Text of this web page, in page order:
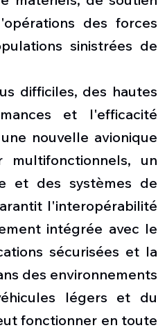
des forces
sinistrées de
difficiles, des hautes
et l'efficacité
nouvelle avionique
un
et des systèmes de
l'interopérabilité
intégrée avec le
sécurisées et la
des environnements
légers et du
fonctionner en toute